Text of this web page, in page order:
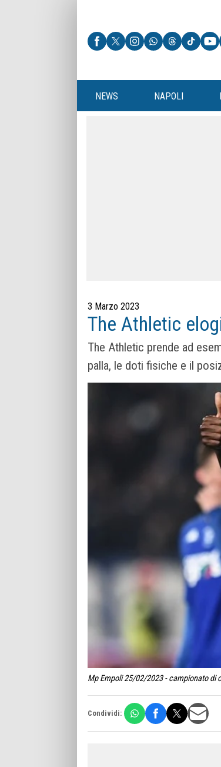
NEWS NAPOLI
3 Marzo 2023
The Athletic
The Athletic prende ad
palla, le doti fisiche e il
Mp Empoli 25/02/2023 - campionato di
Condividi: